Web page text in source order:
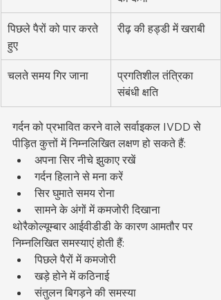
पिछले पैरों को पार करते
हुए
रीढ़ की हड्डी में खराबी
चलते समय गिर जाना
प्रगतिशील तंत्रिका
संबंधी क्षति
गर्दन को प्रभावित करने वाले सर्वाइकल IVDD से
पीड़ित कुत्तों में निम्नलिखित लक्षण हो सकते हैं:
अपना सिर नीचे झुकाए रखें
गर्दन हिलाने से मना करें
सिर घुमाते समय रोना
सामने के अंगों में कमजोरी दिखाना
थोरैकोल्यूम्बार आईवीडीडी के कारण आमतौर पर
निम्नलिखित समस्याएं होती हैं:
पिछले पैरों में कमजोरी
खड़े होने में कठिनाई
संतुलन बिगड़ने की समस्या